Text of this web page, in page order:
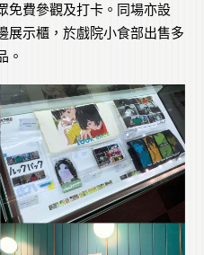
免費參觀及打卡。同場亦設
展示櫃，於戲院小食部出售多
。